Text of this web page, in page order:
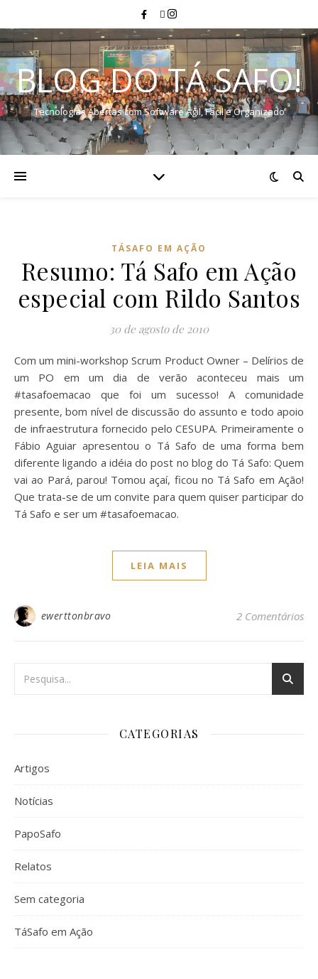
BLOG DO TÁ SAFO!
Tecnologias Abertas com Software Ágil, Fácil e Organizado
TÁSAFO EM AÇÃO
Resumo: Tá Safo em Ação
especial com Rildo Santos
30 de agosto de 2010
Com um mini-workshop Scrum Product Owner – Delírios de
um PO em um dia de verão aconteceu mais um
#tasafoemacao que foi um sucesso! A comunidade
presente, bom nível de discussão do assunto e todo apoio
de infraestrutura fornecido pelo CESUPA. Primeiramente o
Fábio Aguiar apresentou o Tá Safo de uma forma bem
diferente ligando a idéia do post no blog do Tá Safo: Quem
vai ao Pará, parou! Tomou açaí, ficou no Tá Safo em Ação!
Que trata-se de um convite para quem quiser participar do
Tá Safo e ser um #tasafoemacao.
LEIA MAIS
ewerttonbravo 2 Comentários
CATEGORIAS
Artigos
Notícias
PapoSafo
Relatos
Sem categoria
TáSafo em Ação